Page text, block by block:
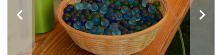
chevron_left chevron_right